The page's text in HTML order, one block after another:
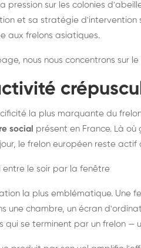
pression sur les colonies
et sa stratégie d'intervention
aux frelons asiatiques.
nous nous concentrons sur
la plus marquante du
social
présent en France. Là
le frelon européen reste
entre le soir par la fenêtre
la plus emblématique. Une
une chambre, un écran
qui se terminent par un frelon —